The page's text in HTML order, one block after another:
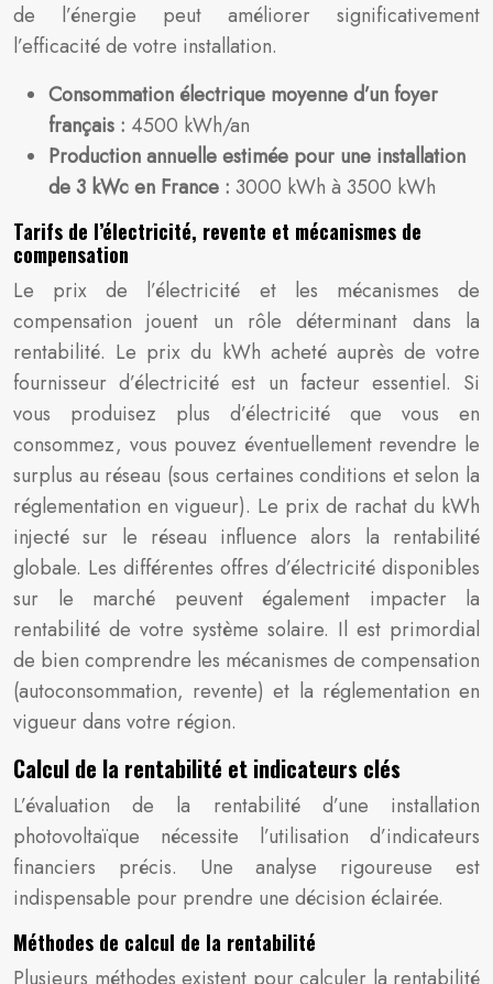
de l’énergie peut améliorer significativement
l’efficacité de votre installation.
Consommation électrique moyenne d’un foyer
français : 4500 kWh/an
Production annuelle estimée pour une installation
de 3 kWc en France : 3000 kWh à 3500 kWh
Tarifs de l’électricité, revente et mécanismes de
compensation
Le prix de l’électricité et les mécanismes de
compensation jouent un rôle déterminant dans la
rentabilité. Le prix du kWh acheté auprès de votre
fournisseur d’électricité est un facteur essentiel. Si
vous produisez plus d’électricité que vous en
consommez, vous pouvez éventuellement revendre le
surplus au réseau (sous certaines conditions et selon la
réglementation en vigueur). Le prix de rachat du kWh
injecté sur le réseau influence alors la rentabilité
globale. Les différentes offres d’électricité disponibles
sur le marché peuvent également impacter la
rentabilité de votre système solaire. Il est primordial
de bien comprendre les mécanismes de compensation
(autoconsommation, revente) et la réglementation en
vigueur dans votre région.
Calcul de la rentabilité et indicateurs clés
L’évaluation de la rentabilité d’une installation
photovoltaïque nécessite l’utilisation d’indicateurs
financiers précis. Une analyse rigoureuse est
indispensable pour prendre une décision éclairée.
Méthodes de calcul de la rentabilité